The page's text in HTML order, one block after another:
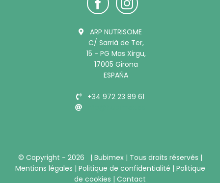
ARP NUTRISOME
C/ Sarrià de Ter,
15 - PG Mas Xirgu,
17005 Girona
ESPAÑA
+34 972 23 89 61
© Copyright - 2026 | Bubimex | Tous droits réservés |
Mentions légales | Politique de confidentialité | Politique
de cookies | Contact